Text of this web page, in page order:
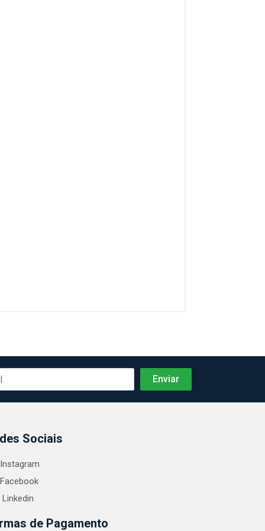
Sociais
Instagram
Facebook
Linkedin
de Pagamento